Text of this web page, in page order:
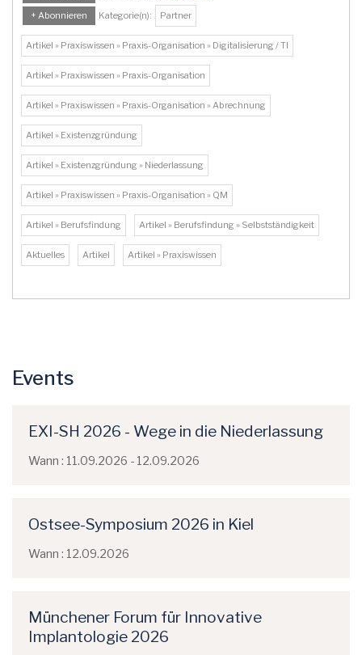
+ Abonnieren
Kategorie(n): Partner
Artikel » Praxiswissen » Praxis-Organisation » Digitalisierung / TI
Artikel » Praxiswissen » Praxis-Organisation
Artikel » Praxiswissen » Praxis-Organisation » Abrechnung
Artikel » Existenzgründung
Artikel » Existenzgründung » Niederlassung
Artikel » Praxiswissen » Praxis-Organisation » QM
Artikel » Berufsfindung Artikel » Berufsfindung » Selbstständigkeit
Aktuelles Artikel Artikel » Praxiswissen
Events
EXI-SH 2026 - Wege in die Niederlassung
Wann : 11.09.2026 - 12.09.2026
Ostsee-Symposium 2026 in Kiel
Wann : 12.09.2026
Münchener Forum für Innovative
Implantologie 2026